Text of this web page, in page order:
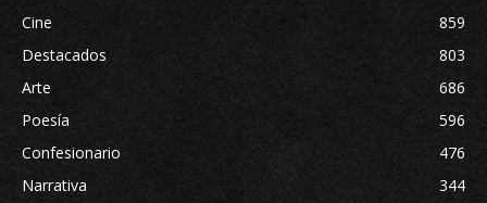
Cine
859
Destacados
803
Arte
686
Poesía
596
Confesionario
476
Narrativa
344